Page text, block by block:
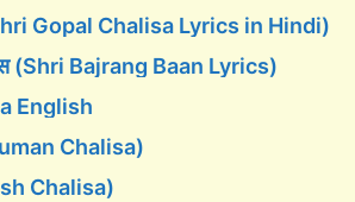
(Shri Gopal Chalisa Lyrics in Hindi)
(Shri Bajrang Baan Lyrics)
English
Chalisa)
Chalisa)